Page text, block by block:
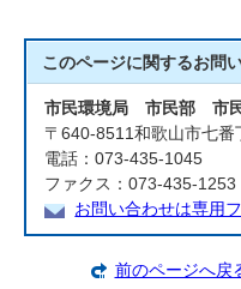
このページに関するお問
市民環境局 市民部 市
〒640-8511和歌山市七番
電話：073-435-1045
ファクス：073-435-1253
お問い合わせは専用
前のページへ戻